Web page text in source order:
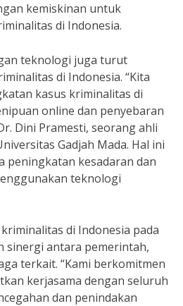
kemiskinan untuk
di Indonesia.
teknologi juga turut
di Indonesia. “Kita
kasus kriminalitas di
online dan penyebaran
Dini Pramesti, seorang ahli
Gadjah Mada. Hal ini
peningkatan kesadaran dan
teknologi
di Indonesia pada
sinergi antara pemerintah,
terkait. “Kami berkomitmen
kerjasama dengan seluruh
dan penindakan